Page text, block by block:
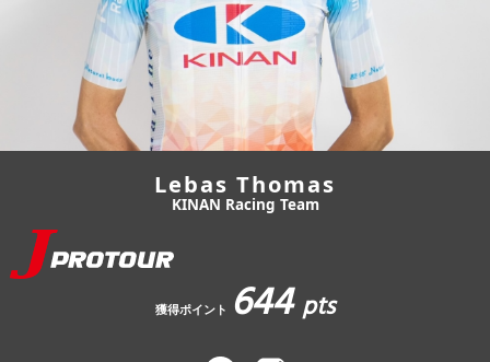
Lebas Thomas
KINAN Racing Team
獲得ポイント 644pts